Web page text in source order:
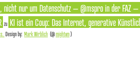
nicht nur um Datenschutz – @mspro in der FAZ
zu KI ist ein Coup: Das Internet, generative
Design by: Mark Wirblich (@mightym)